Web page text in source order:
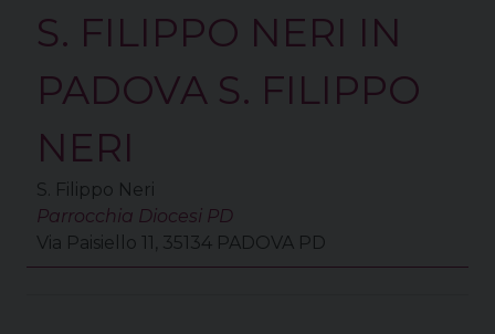
S. FILIPPO NERI IN
PADOVA S. FILIPPO
NERI
S. Filippo Neri
Parrocchia Diocesi PD
Via Paisiello 11, 35134 PADOVA PD